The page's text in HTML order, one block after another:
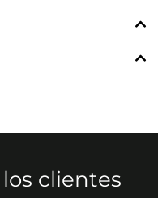
clientes